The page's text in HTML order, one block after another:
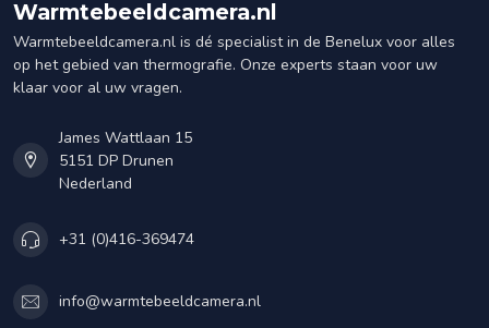
Warmtebeeldcamera.nl
Warmtebeeldcamera.nl is dé specialist in de Benelux voor alles
op het gebied van thermografie. Onze experts staan voor uw
klaar voor al uw vragen.
James Wattlaan 15
5151 DP Drunen
Nederland
+31 (0)416-369474
info@warmtebeeldcamera.nl